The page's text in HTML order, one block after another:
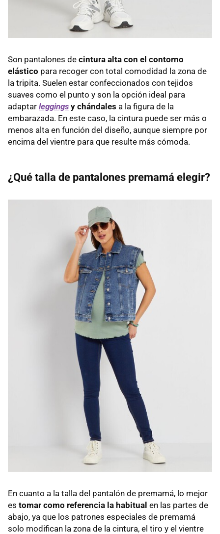
Son pantalones de cintura alta con el contorno
elástico para recoger con total comodidad la zona de
la tripita. Suelen estar confeccionados con tejidos
suaves como el punto y son la opción ideal para
adaptar leggings y chándales a la figura de la
embarazada. En este caso, la cintura puede ser más o
menos alta en función del diseño, aunque siempre por
encima del vientre para que resulte más cómoda.
¿Qué talla de pantalones premamá elegir?
En cuanto a la talla del pantalón de premamá, lo mejor
es tomar como referencia la habitual en las partes de
abajo, ya que los patrones especiales de premamá
solo modifican la zona de la cintura, el tiro y el vientre